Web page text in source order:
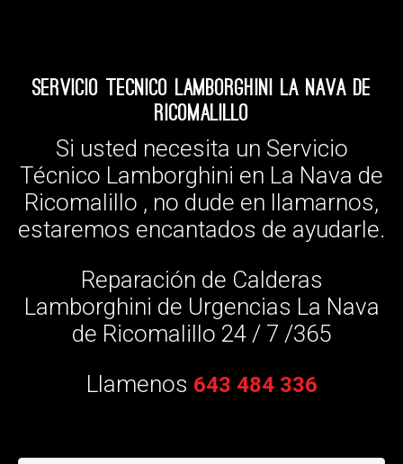
Servicio Tecnico Lamborghini La Nava de
Ricomalillo
Si usted necesita un Servicio
Técnico Lamborghini en La Nava de
Ricomalillo , no dude en llamarnos,
estaremos encantados de ayudarle.
Reparación de Calderas
Lamborghini de Urgencias La Nava
de Ricomalillo 24 / 7 /365
Llamenos 643 484 336